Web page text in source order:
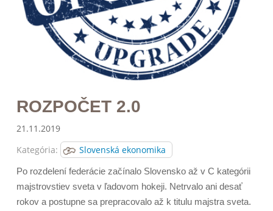
ROZPOČET 2.0
21.11.2019
Kategória:
Slovenská ekonomika
Po rozdelení federácie začínalo Slovensko až v C kategórii
majstrovstiev sveta v ľadovom hokeji. Netrvalo ani desať
rokov a postupne sa prepracovalo až k titulu majstra sveta.